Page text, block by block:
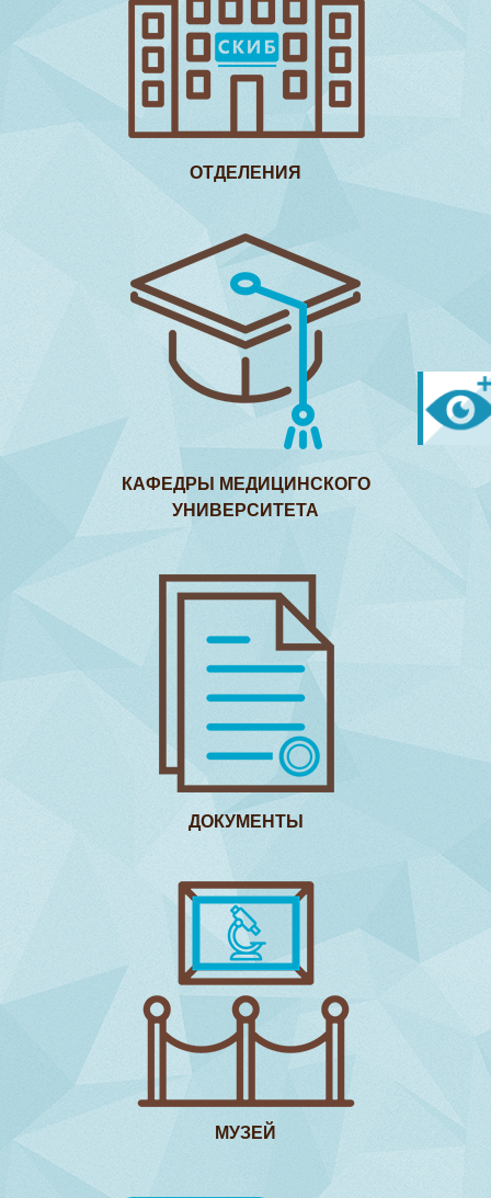
ОТДЕЛЕНИЯ
КАФЕДРЫ МЕДИЦИНСКОГО
УНИВЕРСИТЕТА
ДОКУМЕНТЫ
МУЗЕЙ